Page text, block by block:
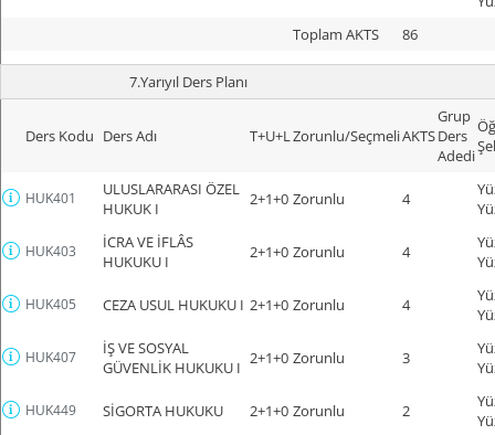
Toplam AKTS
86
7.Yarıyıl Ders Planı
Ders Kodu Ders Adı T+U+LZorunlu/SeçmeliAKTS
Grup
Ders
Adedi
HUK401
ULUSLARARASI ÖZEL
HUKUK I
2+1+0 Zorunlu 4
HUK403
İCRA VE İFLÂS
HUKUKU I
2+1+0 Zorunlu 4
HUK405 CEZA USUL HUKUKU I 2+1+0 Zorunlu 4
HUK407
İŞ VE SOSYAL
GÜVENLİK HUKUKU I 2+1+0 Zorunlu 3
HUK449 SİGORTA HUKUKU 2+1+0 Zorunlu 2